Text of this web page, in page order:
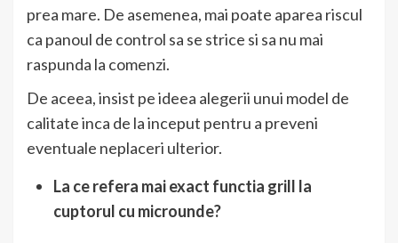
prea mare. De asemenea, mai poate aparea riscul
ca panoul de control sa se strice si sa nu mai
raspunda la comenzi.
De aceea, insist pe ideea alegerii unui model de
calitate inca de la inceput pentru a preveni
eventuale neplaceri ulterior.
La ce refera mai exact functia grill la
cuptorul cu microunde?